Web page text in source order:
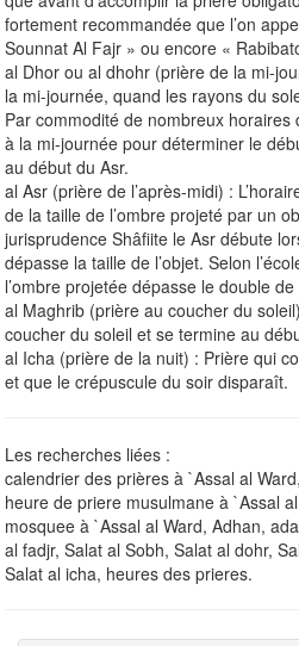
fortement recommandée que l’on
Sounnat Al Fajr » ou encore «
al Dhor ou al dhohr (prière de la mi-
la mi-journée, quand les rayons du
Par commodité de nombreux
à la mi-journée pour déterminer le
au début du Asr.
al Asr (prière de l’après-midi) :
de la taille de l’ombre projeté par un
jurisprudence Shâfiite le Asr débute
dépasse la taille de l’objet. Selon
l’ombre projetée dépasse le double de
al Maghrib (prière au coucher du
coucher du soleil et se termine au
al Icha (prière de la nuit) : Prière qui
et que le crépuscule du soir disparaît.
Les recherches liées :
calendrier des prières à `Assal al
heure de priere musulmane à `Assal
mosquee à `Assal al Ward, Adhan,
al fadjr, Salat al Sobh, Salat al dohr,
Salat al icha, heures des prieres.